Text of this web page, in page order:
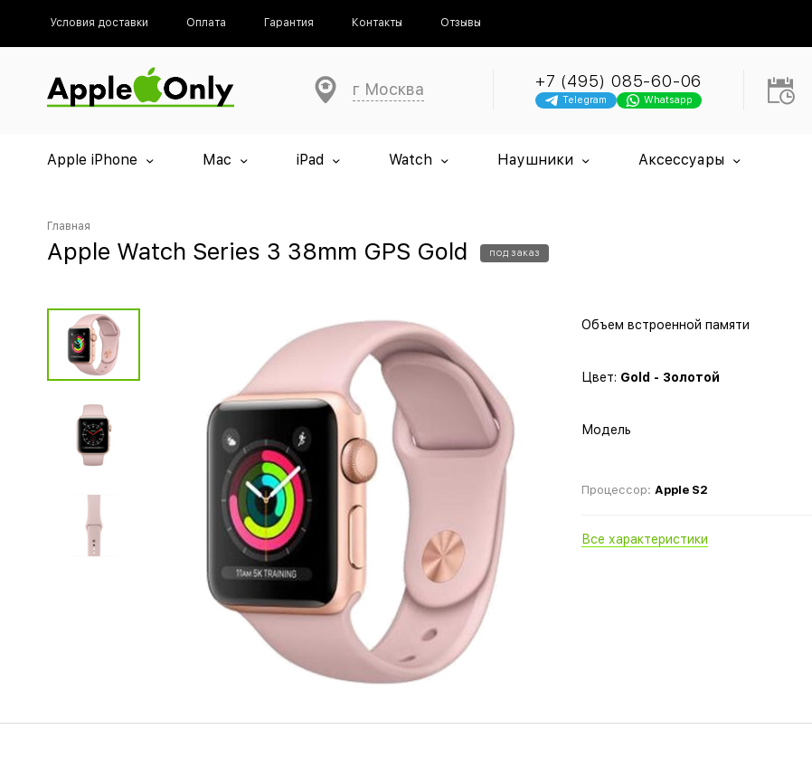
Условия доставки Оплата Гарантия Контакты Отзывы
г Москва +7 (495) 085-60-06
Telegram Whatsapp
Apple iPhone Mac iPad Watch Наушники Аксессуары
Главная
Apple Watch Series 3 38mm GPS Gold под заказ
Объем встроенной памяти
Цвет: Gold - Золотой
Модель
Процессор: Apple S2
Все характеристики